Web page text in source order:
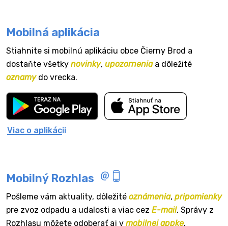
Mobilná aplikácia
Stiahnite si mobilnú aplikáciu obce Čierny Brod a
dostaňte všetky novinky, upozorneniaa dôležité
oznamydo vrecka.
Viac o aplikácii
Mobilný Rozhlas
Pošleme vám aktuality, dôležité oznámenia, pripomienky
pre zvoz odpadu a udalosti a viac cez E-mail. Správy z
Rozhlasu môžete odoberať aj v mobilnej appke.